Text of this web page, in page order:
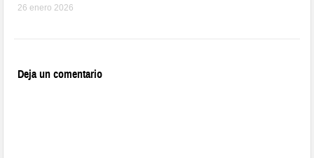
26 enero 2026
Deja un comentario